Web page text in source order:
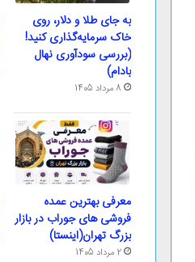
به جای طلا و دلار، روی
خاک سرمایه‌گذاری کنید!
(بررسی سودآوری نهال
بادام)
8 مرداد 1405
معرفی بهترین عمده
فروشی های جوراب در بازار
بزرگ تهران(اینستا)
2 مرداد 1405